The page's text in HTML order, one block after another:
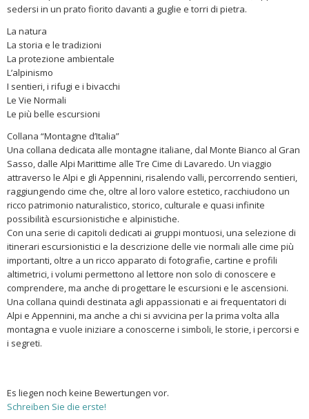
sedersi in un prato fiorito davanti a guglie e torri di pietra.
La natura
La storia e le tradizioni
La protezione ambientale
L’alpinismo
I sentieri, i rifugi e i bivacchi
Le Vie Normali
Le più belle escursioni
Collana “Montagne d’Italia”
Una collana dedicata alle montagne italiane, dal Monte Bianco al Gran
Sasso, dalle Alpi Marittime alle Tre Cime di Lavaredo. Un viaggio
attraverso le Alpi e gli Appennini, risalendo valli, percorrendo sentieri,
raggiungendo cime che, oltre al loro valore estetico, racchiudono un
ricco patrimonio naturalistico, storico, culturale e quasi infinite
possibilità escursionistiche e alpinistiche.
Con una serie di capitoli dedicati ai gruppi montuosi, una selezione di
itinerari escursionistici e la descrizione delle vie normali alle cime più
importanti, oltre a un ricco apparato di fotografie, cartine e profili
altimetrici, i volumi permettono al lettore non solo di conoscere e
comprendere, ma anche di progettare le escursioni e le ascensioni.
Una collana quindi destinata agli appassionati e ai frequentatori di
Alpi e Appennini, ma anche a chi si avvicina per la prima volta alla
montagna e vuole iniziare a conoscerne i simboli, le storie, i percorsi e
i segreti.
Es liegen noch keine Bewertungen vor.
Schreiben Sie die erste!